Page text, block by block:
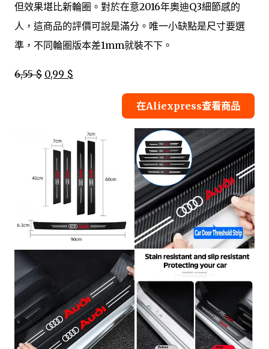
但效果堪比新輪圈。對於在意2016年奧迪Q3細節感的
人，這商品的評價可說是滿分。唯一小缺點是尺寸要選
準，不同輪圈版本差1mm就裝不下。
6,55 $ 0,99 $
在Aliexpress查看商品